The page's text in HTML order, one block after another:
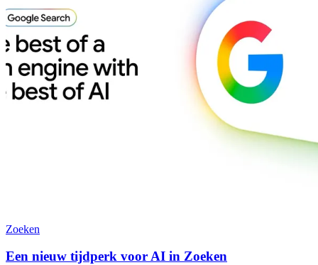
Zoeken
Een nieuw tijdperk voor AI in Zoeken